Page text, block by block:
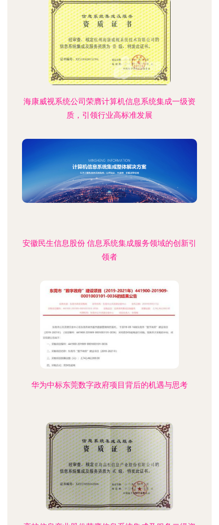
海康威视系统公司荣膺计算机信息系统集成一级资
质，引领行业高标准发展
安徽民生信息股份 信息系统集成服务领域的创新引
领者
华为中标东莞数字政府项目背后的机遇与思考